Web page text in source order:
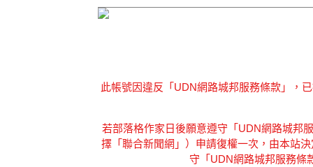
此帳號因違反「UDN網路城邦服務條款」，
若部落格作家日後願意遵守「UDN網路城邦
擇「聯合新聞網」）申請復權一次，由本站
守「UDN網路城邦服務條